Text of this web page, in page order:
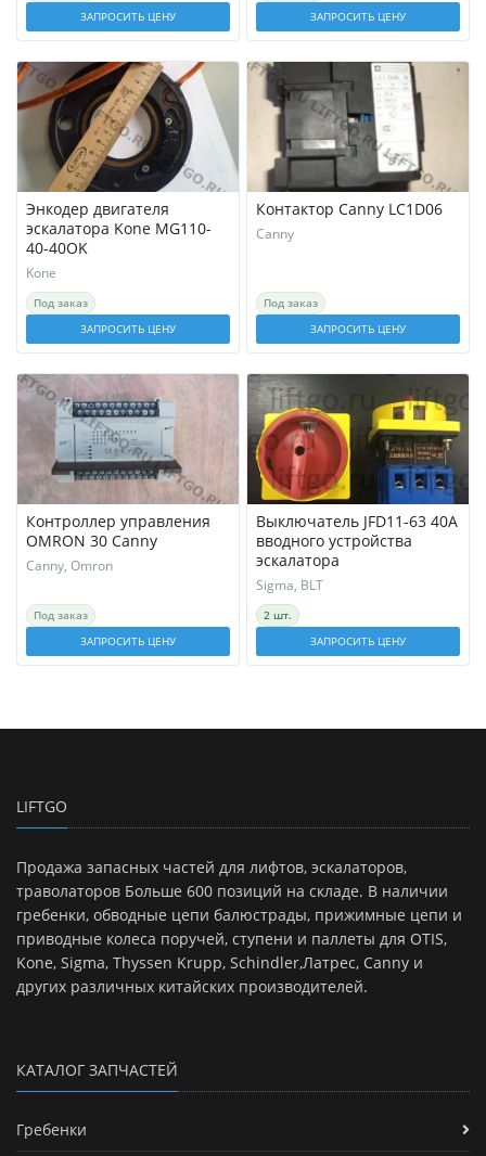
ЗАПРОСИТЬ ЦЕНУ
ЗАПРОСИТЬ ЦЕНУ
Энкодер двигателя
эскалатора Kone MG110-
40-40OK
Kone
Под заказ
ЗАПРОСИТЬ ЦЕНУ
Контактор Canny LC1D06
Canny
Под заказ
ЗАПРОСИТЬ ЦЕНУ
Контроллер управления
OMRON 30 Canny
Canny, Omron
Под заказ
ЗАПРОСИТЬ ЦЕНУ
Выключатель JFD11-63 40A
вводного устройства
эскалатора
Sigma, BLT
2 шт.
ЗАПРОСИТЬ ЦЕНУ
LIFTGO
Продажа запасных частей для лифтов, эскалаторов,
траволаторов Больше 600 позиций на складе. В наличии
гребенки, обводные цепи балюстрады, прижимные цепи и
приводные колеса поручей, ступени и паллеты для OTIS,
Kone, Sigma, Thyssen Krupp, Schindler,Латрес, Canny и
других различных китайских производителей.
КАТАЛОГ ЗАПЧАСТЕЙ
Гребенки